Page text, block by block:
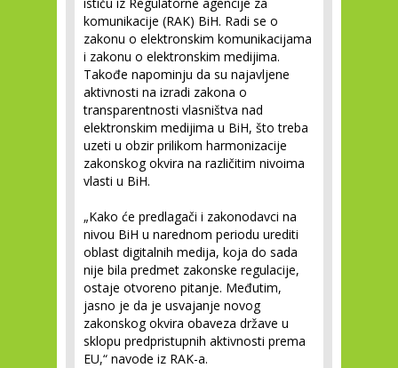
komunikacije (RAK) BiH. Radi se o
zakonu o elektronskim komunikacijama
i zakonu o elektronskim medijima.
Takođe napominju da su najavljene
aktivnosti na izradi zakona o
transparentnosti vlasništva nad
elektronskim medijima u BiH, što treba
uzeti u obzir prilikom harmonizacije
zakonskog okvira na različitim nivoima
vlasti u BiH.
„Kako će predlagači i zakonodavci na
nivou BiH u narednom periodu urediti
oblast digitalnih medija, koja do sada
nije bila predmet zakonske regulacije,
ostaje otvoreno pitanje. Međutim,
jasno je da je usvajanje novog
zakonskog okvira obaveza države u
sklopu predpristupnih aktivnosti prema
EU,“ navode iz RAK-a.